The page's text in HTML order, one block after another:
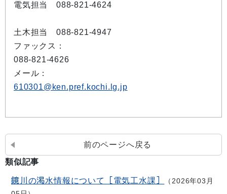
電気担当 088-821-4624
土木担当 088-821-4947
ファックス：
088-821-4626
メール：
610301@ken.pref.kochi.lg.jp
前のページへ戻る
類似記事
鏡川の渇水情報について［電気工水課］
2026年03月